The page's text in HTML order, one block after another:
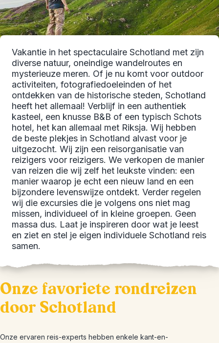
Vakantie in het spectaculaire Schotland met zijn
diverse natuur, oneindige wandelroutes en
mysterieuze meren. Of je nu komt voor outdoor
activiteiten, fotografiedoeleinden of het
ontdekken van de historische steden, Schotland
heeft het allemaal! Verblijf in een authentiek
kasteel, een knusse B&B of een typisch Schots
hotel, het kan allemaal met Riksja. Wij hebben
de beste plekjes in Schotland alvast voor je
uitgezocht. Wij zijn een reisorganisatie van
reizigers voor reizigers. We verkopen de manier
van reizen die wij zelf het leukste vinden: een
manier waarop je echt een nieuw land en een
bijzondere levenswijze ontdekt. Verder regelen
wij die excursies die je volgens ons niet mag
missen, individueel of in kleine groepen. Geen
massa dus. Laat je inspireren door wat je leest
en ziet en stel je eigen individuele Schotland reis
samen.
Onze favoriete rondreizen
door Schotland
Onze ervaren reis-experts hebben enkele kant-en-